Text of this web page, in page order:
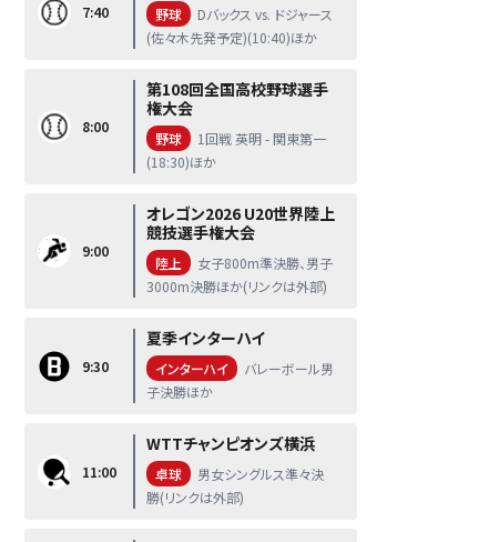
7:40 野球
Dバックス vs. ドジャース
(佐々木先発予定)(10:40)ほか
8:00
第108回全国高校野球選手
権大会
野球
1回戦 英明 - 関東第一
(18:30)ほか
9:00
オレゴン2026 U20世界陸上
競技選手権大会
陸上
女子800m準決勝、男子
3000m決勝ほか(リンクは外部)
9:30
夏季インターハイ
インターハイ
バレーボール男
子決勝ほか
11:00
WTTチャンピオンズ横浜
卓球
男女シングルス準々決
勝(リンクは外部)